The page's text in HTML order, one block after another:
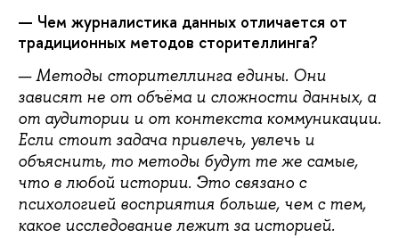
— Чем журналистика данных отличается от
традиционных методов сторителлинга?
— Методы сторителлинга едины. Они
зависят не от объёма и сложности данных, а
от аудитории и от контекста коммуникации.
Если стоит задача привлечь, увлечь и
объяснить, то методы будут те же самые,
что в любой истории. Это связано с
психологией восприятия больше, чем с тем,
какое исследование лежит за историей.